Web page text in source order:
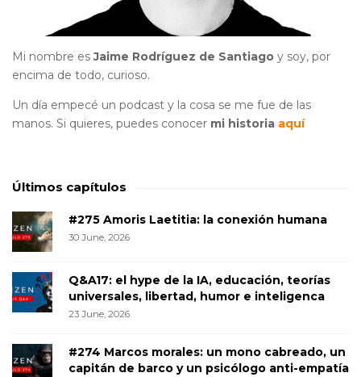
Mi nombre esJaime Rodríguez de Santiago y soy, por
encima de todo, curioso.
Un día empecé un podcast y la cosa se me fue de las
manos. Si quieres, puedes conocer mi historia aquí
Últimos capítulos
#275 Amoris Laetitia: la conexión humana
30 June, 2026
Q&A17: el hype de la IA, educación, teorías
universales, libertad, humor e inteligenca
23 June, 2026
#274 Marcos morales: un mono cabreado, un
capitán de barco y un psicólogo anti-empatía